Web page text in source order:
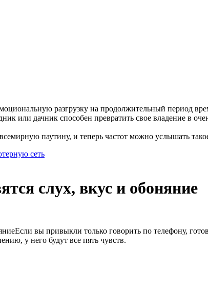
разгрузку на продолжительный период
или дачник способен превратить свое владение в
паутину, и теперь частот можно услышать
сеть
слух, вкус и обоняние
Если вы привыкли только говорить по телефону,
у него будут все пять чувств.